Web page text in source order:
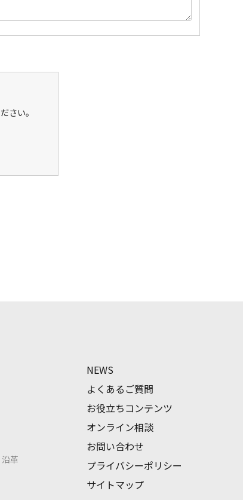
さい。
革
NEWS
よくあるご質問
お役立ちコンテンツ
オンライン相談
お問い合わせ
プライバシーポリシー
サイトマップ